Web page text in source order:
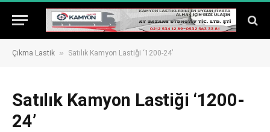
Çıkma Lastik » Satılık Kamyon Lastiği ‘1200-24’
Satılık Kamyon Lastiği ‘1200-
24’